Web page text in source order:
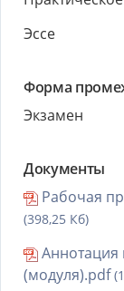
Эссе
Форма
Экзамен
Документы
Рабочая
(398,25 Кб)
(модуля).pdf